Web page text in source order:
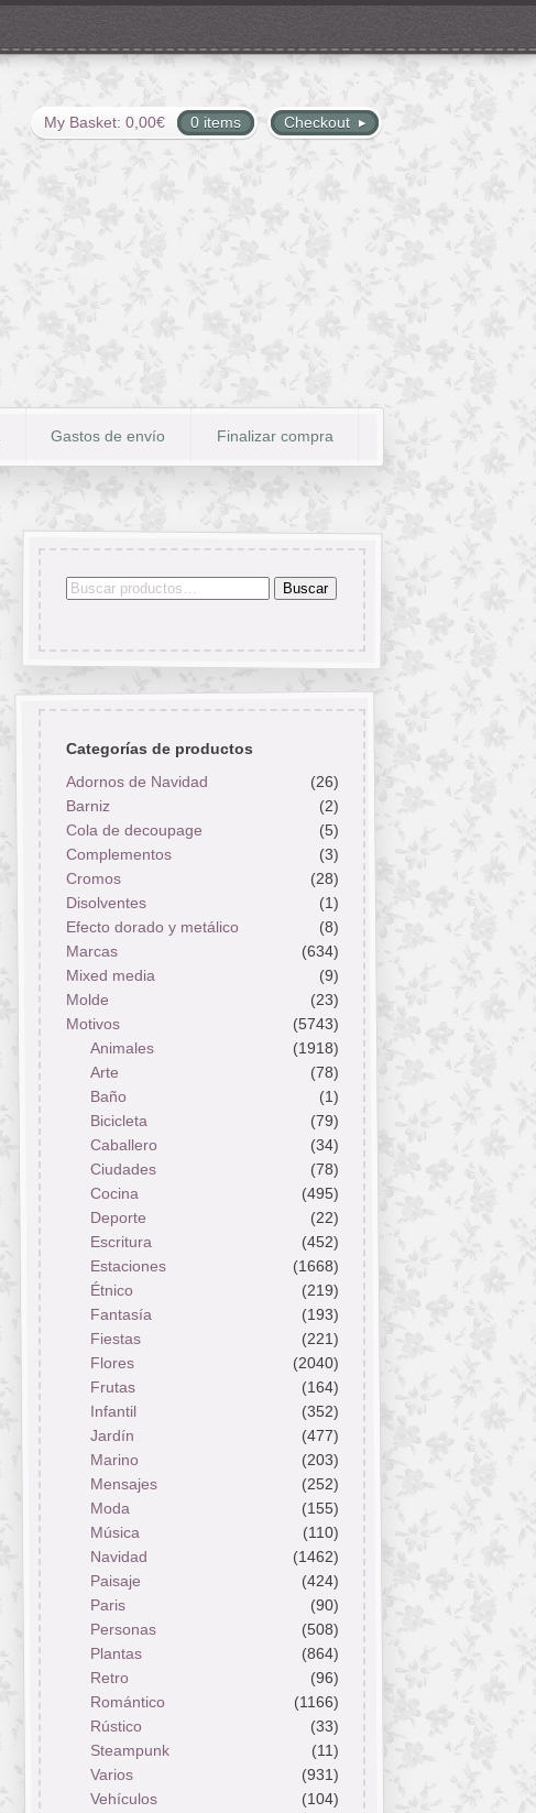
Checkout
My Basket: 0,00€ 0 items
Gastos de envío Finalizar compra
Buscar
Buscar
Categorías de productos
Adornos de Navidad
(26)
Barniz
(2)
Cola de decoupage
(5)
Complementos
(3)
Cromos
(28)
Disolventes
(1)
Efecto dorado y metálico
(8)
Marcas
(634)
Mixed media
(9)
Molde
(23)
Motivos
(5743)
Animales
(1918)
Arte
(78)
Baño
(1)
Bicicleta
(79)
Caballero
(34)
Ciudades
(78)
Cocina
(495)
Deporte
(22)
Escritura
(452)
Estaciones
(1668)
Étnico
(219)
Fantasía
(193)
Fiestas
(221)
Flores
(2040)
Frutas
(164)
Infantil
(352)
Jardín
(477)
Marino
(203)
Mensajes
(252)
Moda
(155)
Música
(110)
Navidad
(1462)
Paisaje
(424)
Paris
(90)
Personas
(508)
Plantas
(864)
Retro
(96)
Romántico
(1166)
Rústico
(33)
Steampunk
(11)
Varios
(931)
Vehículos
(104)